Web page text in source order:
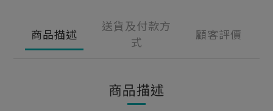
商品描述
送貨及付款方
式
顧客評價
商品描述